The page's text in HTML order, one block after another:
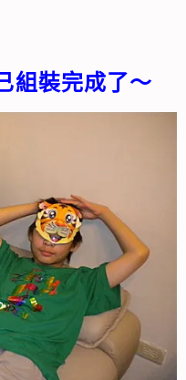
組裝完成了～